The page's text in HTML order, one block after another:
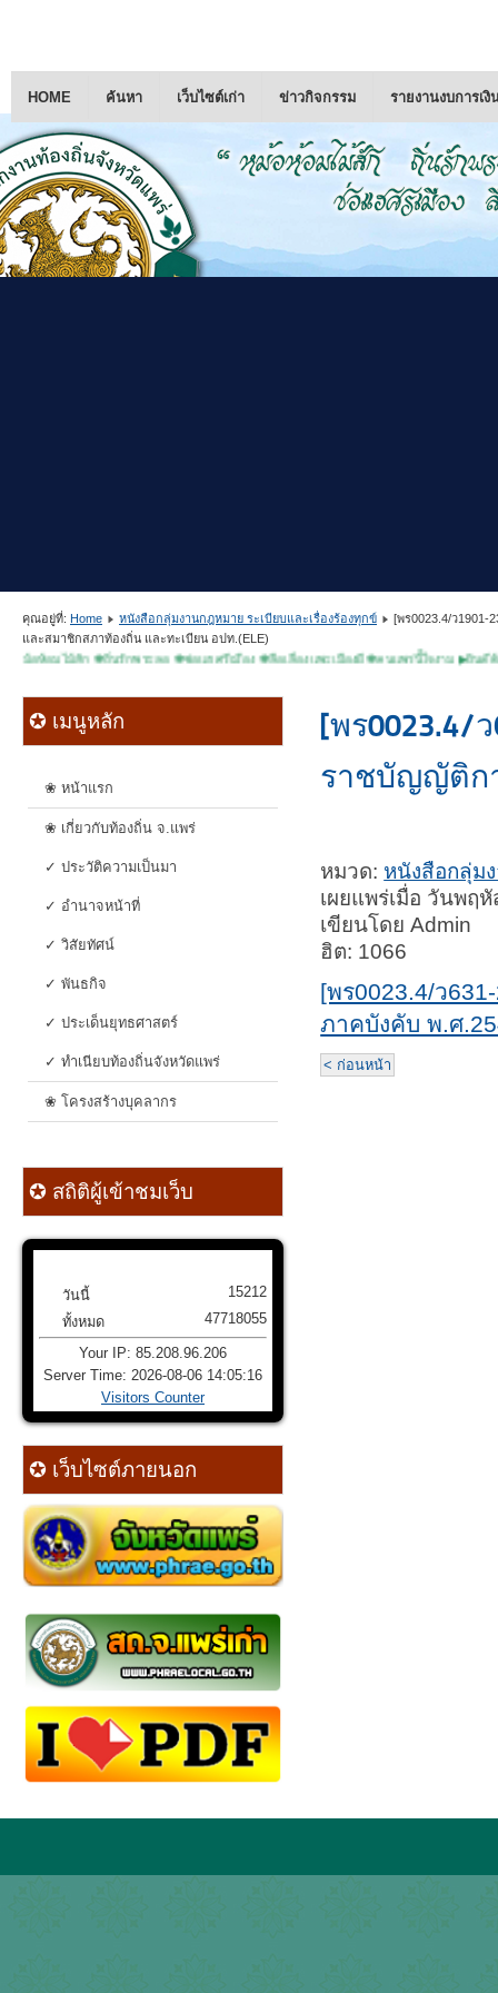
HOME ค้นหา เว็บไซต์เก่า ข่าวกิจกรรม รายงานงบการเงิ
คุณอยู่ที่: Home หนังสือกลุ่มงานกฎหมาย ระเบียบและเรื่องร้องทุกข์
[พร0023.4/ว1901-
และสมาชิกสภาท้องถิ่น และทะเบียน อปท.(ELE)
มไม้สัก ✽ถิ่นรักพระลอ ✽ช่อแฮศรีเมือง ✽ลือเลื่องแพะเมืองผี ✽คนแพร่นี้ใจงาม ▶ยินดีต้อนรับ
✪ เมนูหลัก
❀ หน้าแรก
❀ เกี่ยวกับท้องถิ่น จ.แพร่
✓ ประวัติความเป็นมา
✓ อำนาจหน้าที่
✓ วิสัยทัศน์
✓ พันธกิจ
✓ ประเด็นยุทธศาสตร์
✓ ทำเนียบท้องถิ่นจังหวัดแพร่
❀ โครงสร้างบุคลากร
✪ สถิติผู้เข้าชมเว็บ
วันนี้
ทั้งหมด
15212
47718055
Your IP: 85.208.96.206
Server Time: 2026-08-06 14:05:16
Visitors Counter
✪ เว็บไซต์ภายนอก
[พร0023.4/
ราชบัญญัติก
หมวด: หนังสือกลุ่ม
เผยแพร่เมื่อ วันพฤ
เขียนโดย Admin
ฮิต: 1066
[พร0023.4/ว
ภาคบังคับ พ.ศ
< ก่อนหน้า